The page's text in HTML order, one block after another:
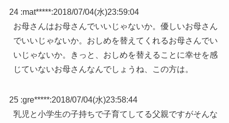
24 :mat*****:2018/07/04(水)23:59:04
お母さんはお母さんでいいじゃないか。優しいお母さん
でいいじゃないか。おしめを替えてくれるお母さんでい
いじゃないか。きっと、おしめを替えることに幸せを感
じていないお母さんなんでしょうね、この方は。
25 :gre*****:2018/07/04(水)23:58:44
乳児と小学生の子持ちで子育てしてる父親ですがそんな